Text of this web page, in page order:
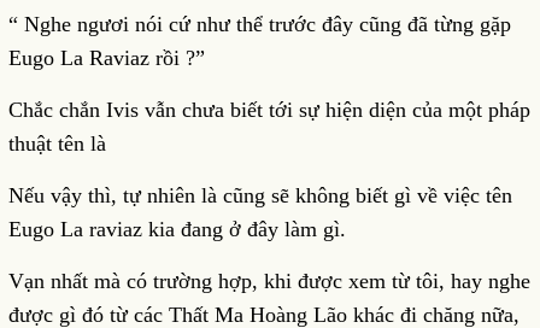
“ Nghe ngươi nói cứ như thể trước đây cũng đã từng gặp
Eugo La Raviaz rồi ?”
Chắc chắn Ivis vẫn chưa biết tới sự hiện diện của một pháp
thuật tên là
Nếu vậy thì, tự nhiên là cũng sẽ không biết gì về việc tên
Eugo La raviaz kia đang ở đây làm gì.
Vạn nhất mà có trường hợp, khi được xem từ tôi, hay nghe
được gì đó từ các Thất Ma Hoàng Lão khác đi chăng nữa,